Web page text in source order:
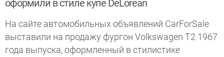
оформили в стиле купе DeLorean
На сайте автомобильных объявлений CarForSale
выставили на продажу фургон Volkswagen T2 1967
года выпуска, оформленный в стилистике